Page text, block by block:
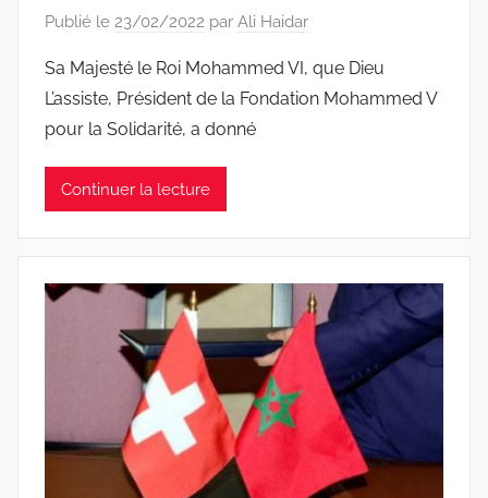
Publié le 23/02/2022 par Ali Haidar
Sa Majesté le Roi Mohammed VI, que Dieu
L’assiste, Président de la Fondation Mohammed V
pour la Solidarité, a donné
Continuer la lecture